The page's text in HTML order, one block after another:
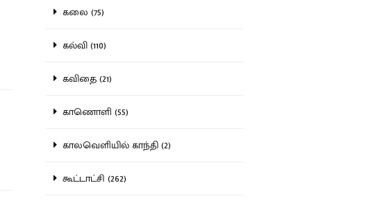
கலை (75)
கல்வி (110)
கவிதை (21)
காணொளி (55)
காலவெளியில் காந்தி (2)
கூட்டாட்சி (262)